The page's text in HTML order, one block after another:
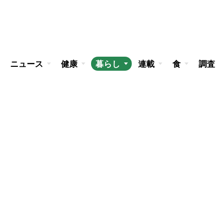
ニュース 健康 暮らし 連載 食 調査